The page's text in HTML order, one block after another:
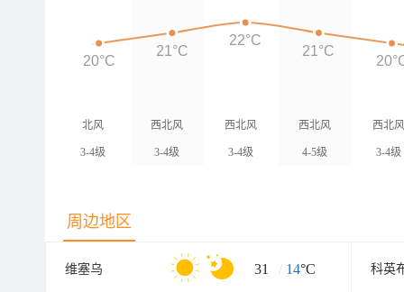
北风
3-4级
西北风
3-4级
西北风
3-4级
西北风
4-5级
西北
3-4级
20°C
21°C
22°C
21°C
周边地区
维塞乌 31 / 14°C 科英